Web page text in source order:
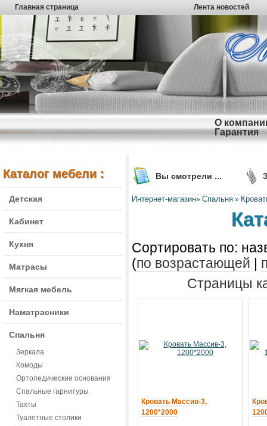
Главная страница Лента новостей
О
Гарантия
Каталог мебели :
Детская
Кабинет
Кухня
Матрасы
Мягкая мебель
Наматрасники
Спальня
Зеркала
Комоды
Ортопедические основания
Спальные гарнитуры
Тахты
Туалетные столики
Вы смотрели ...
Интернет-магазин» Спальня »
Сортировать по:
(по возрастающей
Страницы
Кровать Массив-3,
1200*2000